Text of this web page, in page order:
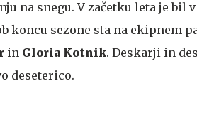
na snegu. V začetku leta je bil
koncu sezone sta na ekipnem
in Gloria Kotnik. Deskarji in
deseterico.